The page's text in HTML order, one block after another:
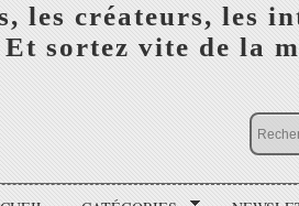
les créateurs, les
Et sortez vite de la